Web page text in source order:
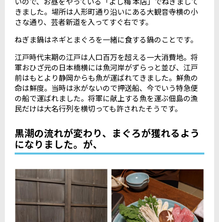
きました。場所は人形町通り沿いにある大観音寺横の小
さな通り、芸者新道を入ってすぐ右です。
ねぎま鍋はネギとまぐろを一緒に食する鍋のことです。
江戸時代末期の江戸は人口百万を超える一大消費地。将
軍おひざ元の日本橋横には魚河岸がずらっと並び、江戸
前はもとより静岡からも魚が運ばれてきました。鮮魚の
命は鮮度。当時は氷がないので押送船、今でいう特急便
の船で運ばれました。将軍に献上する魚を運ぶ佃島の漁
民だけは大名行列を横切っても許されたそうです。
黒潮の流れが変わり、まぐろが獲れるよう
になりました。が、